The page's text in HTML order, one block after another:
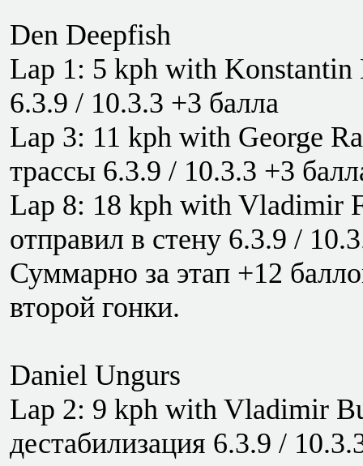
Den Deepfish
Lap 1: 5 kph with Konstantin
6.3.9 / 10.3.3 +3 балла
Lap 3: 11 kph with George
трассы 6.3.9 / 10.3.3 +3
Lap 8: 18 kph with Vladimir
отправил в стену 6.3.9 /
Суммарно за этап +12
второй гонки.
Daniel Ungurs
Lap 2: 9 kph with Vladimir
дестабилизация 6.3.9 /